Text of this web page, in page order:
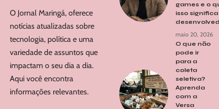
O Jornal Maringá, oferece
notícias atualizadas sobre
tecnologia, política e uma
variedade de assuntos que
impactam o seu dia a dia.
Aqui você encontra
informações relevantes.
games e o
isso
maio 20, 2026
O que não
pode ir
para a
coleta
seletiva?
Aprenda
com a
Versa